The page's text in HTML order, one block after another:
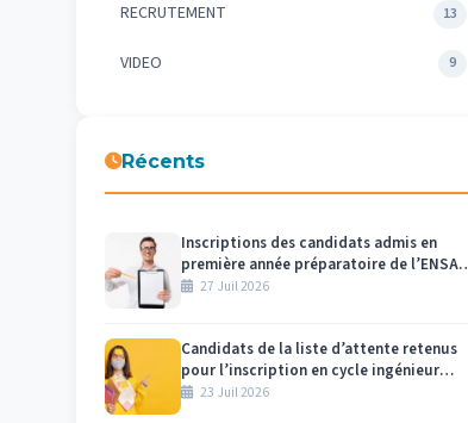
RECRUTEMENT 13
VIDEO 9
Récents
Inscriptions des candidats admis en
première année préparatoire de l’ENSAM
– Meknès au titre de l’année universitaire
27 Juil 2026
Candidats de la liste d’attente retenus
pour l’inscription en cycle ingénieur
ENSAM Meknès 2026-2027
23 Juil 2026